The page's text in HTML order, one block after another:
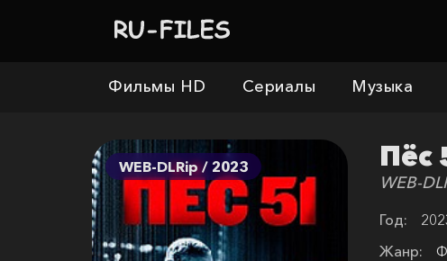
Фильмы HD Сериалы Музыка
Пёс
WEB-
Год:
Жанр:
WEB-DLRip / 2023